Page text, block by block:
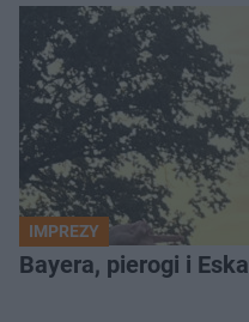
IMPREZY
Bayera, pierogi i